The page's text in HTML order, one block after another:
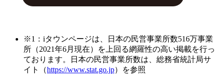
※1：iタウンページは、日本の民営事業所数516万事業
所（2021年6月現在）を上回る網羅性の高い掲載を行っ
ております。日本の民営事業所数は、総務省統計局サ
イト（https://www.stat.go.jp）を参照